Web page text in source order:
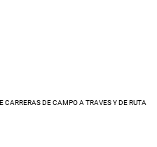
DE CAMPO A TRAVES Y DE RUTA